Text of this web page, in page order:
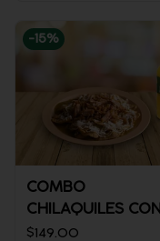
-15%
COMBO
CHILAQUILES CON
MACIZA + JUGO DE
$149.00